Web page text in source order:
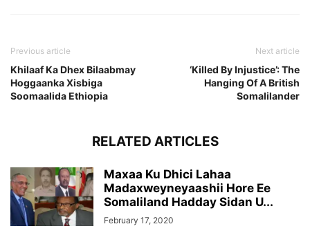
Previous article
Khilaaf Ka Dhex Bilaabmay
Hoggaanka Xisbiga
Soomaalida Ethiopia
Next article
‘Killed By Injustice’: The
Hanging Of A British
Somalilander
RELATED ARTICLES
Maxaa Ku Dhici Lahaa
Madaxweyneyaashii Hore Ee
Somaliland Hadday Sidan U...
February 17, 2020